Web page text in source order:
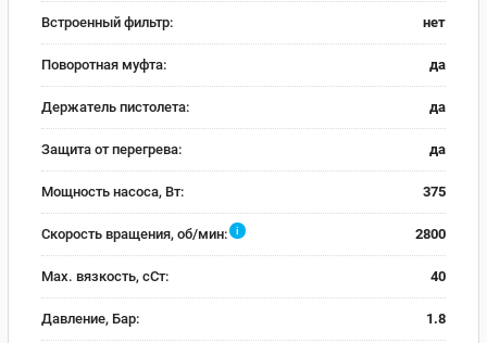
Встроенный фильтр: нет
Поворотная муфта: да
Держатель пистолета: да
Защита от перегрева: да
Мощность насоса, Вт: 375
Скорость вращения, об/мин: i 2800
Max. вязкость, сСт: 40
Давление, Бар: 1.8